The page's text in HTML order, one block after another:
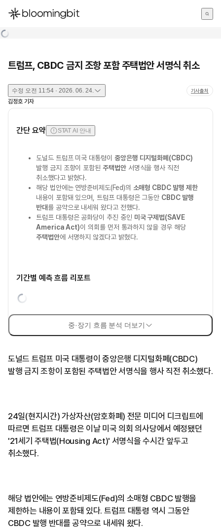
한국어
트럼프, CBDC 금지 조항 포함 주택법안 서명식 취소
수정 오전 11:54 · 2026. 06. 24. 기사출처
김정호 기자
간단 요약 STAT AI 안내
도널드 트럼프 미국 대통령이 중앙은행 디지털화폐(CBDC)
발행 금지 조항이 포함된주택법안서명식을 행사 직전
취소했다고 밝혔다.
해당 법안에는 연방준비제도(Fed)의 소매형 CBDC 발행 제한
내용이 포함돼 있으며, 트럼프 대통령은 그동안 CBDC 발행
반대를 공약으로 내세워 왔다고 전했다.
트럼프 대통령은 공화당이 추진 중인 미국 구제법(SAVE
America Act)이 의회를 먼저 통과하지 않을 경우 해당
주택법안에 서명하지 않겠다고 밝혔다.
기간별 예측 흐름 리포트
중·장기 흐름 분석 더보기
도널드 트럼프 미국 대통령이 중앙은행 디지털화폐(CBDC)
발행 금지 조항이 포함된 주택법안 서명식을 행사 직전 취소했다.
24일(현지시간) 가상자산(암호화폐) 전문 미디어 디크립트에
따르면 트럼프 대통령은 이날 미국 의회 의사당에서 예정됐던
'21세기 주택법(Housing Act)' 서명식을 수시간 앞두고
취소했다.
해당 법안에는 연방준비제도(Fed)의 소매형 CBDC 발행을
제한하는 내용이 포함돼 있다. 트럼프 대통령 역시 그동안
CBDC 발행 반대를 공약으로 내세워 왔다.